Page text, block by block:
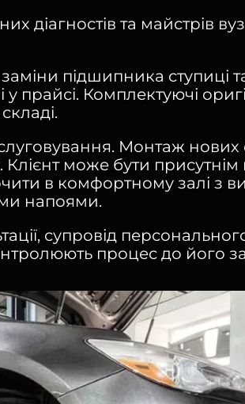
діагностів та майстрів
підшипника ступиці
у прайсі. Комплектуючі
Монтаж нових
може бути присутнім
в комфортному залі з
напоями.
супровід
процес до його